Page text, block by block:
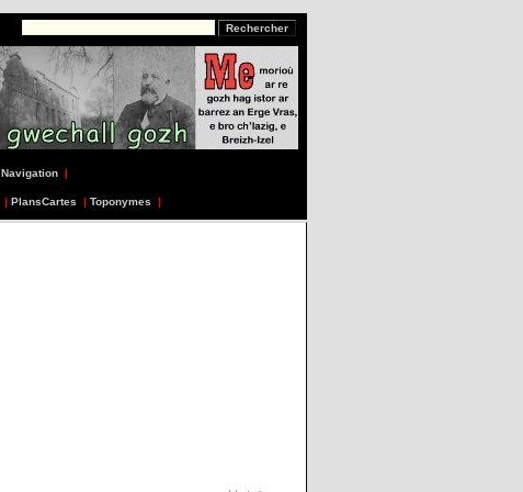
Navigation |
| PlansCartes | Toponymes |